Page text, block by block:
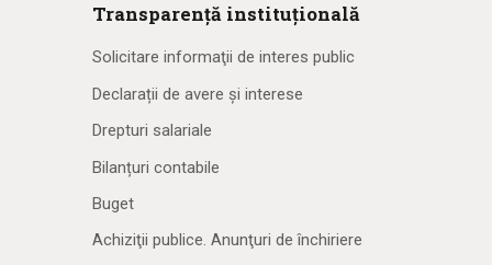
Transparență instituțională
Solicitare informaţii de interes public
Declarații de avere și interese
Drepturi salariale
Bilanțuri contabile
Buget
Achiziţii publice. Anunţuri de închiriere